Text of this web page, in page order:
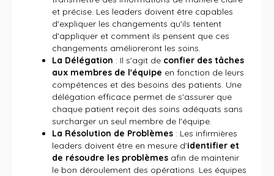
et précise. Les leaders doivent être capables
d'expliquer les changements qu'ils tentent
d'appliquer et comment ils pensent que ces
changements amélioreront les soins.
La Délégation : Il s'agit de confier des tâches
aux membres de l'équipe en fonction de leurs
compétences et des besoins des patients. Une
délégation efficace permet de s'assurer que
chaque patient reçoit des soins adéquats sans
surcharger un seul membre de l'équipe.
La Résolution de Problèmes : Les infirmières
leaders doivent être en mesure d'identifier et
de résoudre les problèmes afin de maintenir
le bon déroulement des opérations. Les équipes